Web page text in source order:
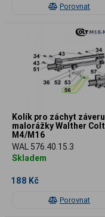
Porovnat
Porovnat
Kolík pro záchyt záveru
malorážky Walther Colt
M4/M16
WAL 576.40.15.3
Skladem
188 Kč